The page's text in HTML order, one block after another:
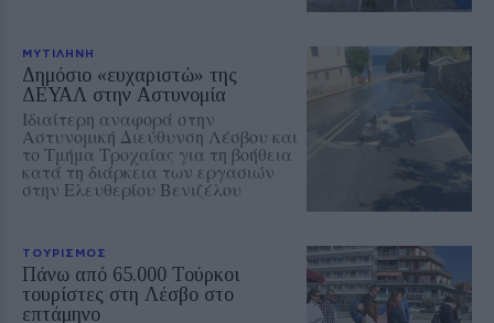
ΜΥΤΙΛΗΝΗ
Δημόσιο «ευχαριστώ» της
ΔΕΥΑΛ στην Αστυνομία
Ιδιαίτερη αναφορά στην
Αστυνομική Διεύθυνση Λέσβου και
το Τμήμα Τροχαίας για τη βοήθεια
κατά τη διάρκεια των εργασιών
στην Ελευθερίου Βενιζέλου
ΤΟΥΡΙΣΜΟΣ
Πάνω από 65.000 Τούρκοι
τουρίστες στη Λέσβο στο
επτάμηνο